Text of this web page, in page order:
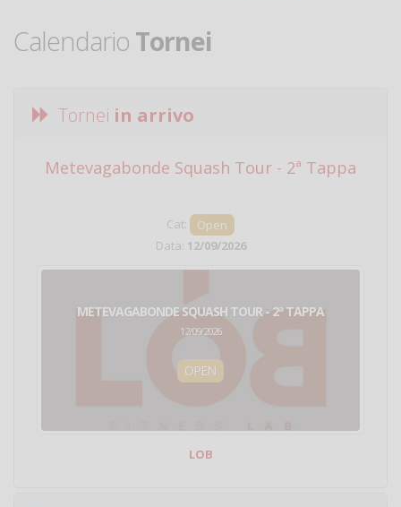
Calendario Tornei
Tornei in arrivo
Metevagabonde Squash Tour - 2ª Tappa
Cat:
Open
Data: 12/09/2026
METEVAGABONDE SQUASH TOUR - 2ª TAPPA
12/09/2026
OPEN
LOB